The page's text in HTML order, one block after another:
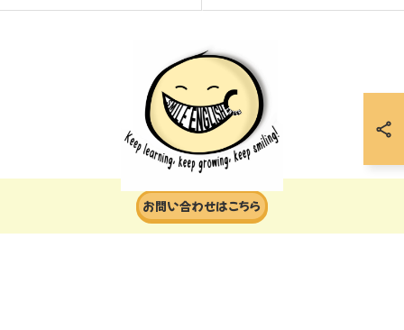
お問い合わせはこちら
© 2026 岐阜の英会話ならスマイルイングリッシュセンター ALL RIGHTS RESERVED.